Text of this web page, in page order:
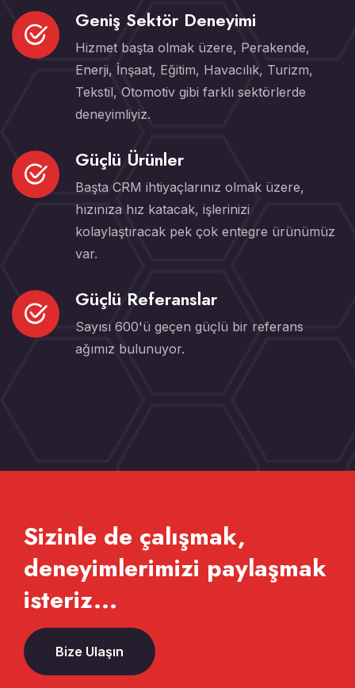
Geniş Sektör Deneyimi
Hizmet başta olmak üzere, Perakende,
Enerji, İnşaat, Eğitim, Havacılık, Turizm,
Tekstil, Otomotiv gibi farklı sektörlerde
deneyimliyiz.
Güçlü Ürünler
Başta CRM ihtiyaçlarınız olmak üzere,
hızınıza hız katacak, işlerinizi
kolaylaştıracak pek çok entegre ürünümüz
var.
Güçlü Referanslar
Sayısı 600'ü geçen güçlü bir referans
ağımız bulunuyor.
Sizinle de çalışmak,
deneyimlerimizi paylaşmak
isteriz...
Bize Ulaşın